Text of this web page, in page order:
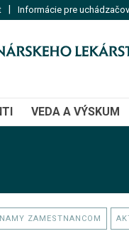
Informácie pre uchádzačov
VEDA A VÝSKUM
ZAMESTNANCOM